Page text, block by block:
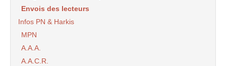
Envois des lecteurs
Infos PN & Harkis
MPN
A.A.A.
A.A.C.R.